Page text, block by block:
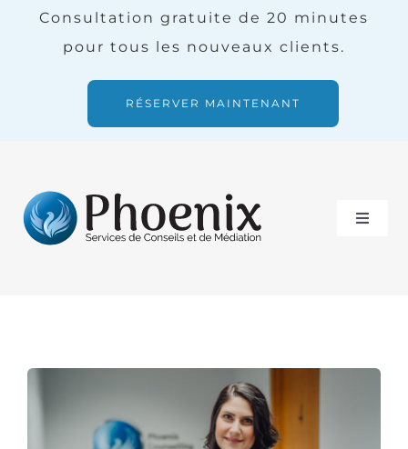
Consultation gratuite de 20 minutes
pour tous les nouveaux clients.
RÉSERVER MAINTENANT
Toggle